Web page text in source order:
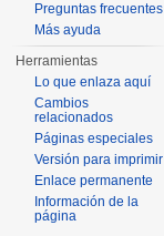
Preguntas frecuentes
Más ayuda
Herramientas
Lo que enlaza aquí
Cambios
relacionados
Páginas especiales
Versión para imprimir
Enlace permanente
Información de la
página